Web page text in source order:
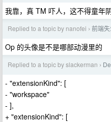
我靠，真 TM 吓人，这不得童年
Replied to a topic by nanofei › 前端
Op 的头像是不是哪部动漫里的
Replied to a topic by slackerman ›
- "extensionKind": [
- "workspace"
- ],
+ "extensionKind": [